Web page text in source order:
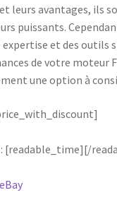
leurs avantages, ils
puissants.
et des outils
de votre moteur
une option à
: [readable_time][/